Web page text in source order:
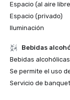
Espacio (al aire
Espacio (privado)
Iluminación
Bebidas
Bebidas
Se permite el uso
Servicio de